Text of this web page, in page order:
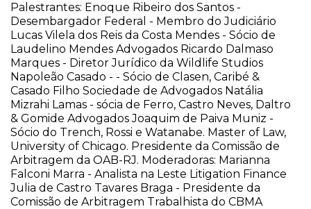
Palestrantes: Enoque Ribeiro dos Santos -
Desembargador Federal - Membro do Judiciário
Lucas Vilela dos Reis da Costa Mendes - Sócio de
Laudelino Mendes Advogados Ricardo Dalmaso
Marques - Diretor Jurídico da Wildlife Studios
Napoleão Casado - - Sócio de Clasen, Caribé &
Casado Filho Sociedade de Advogados Natália
Mizrahi Lamas - sócia de Ferro, Castro Neves, Daltro
& Gomide Advogados Joaquim de Paiva Muniz -
Sócio do Trench, Rossi e Watanabe. Master of Law,
University of Chicago. Presidente da Comissão de
Arbitragem da OAB-RJ. Moderadoras: Marianna
Falconi Marra - Analista na Leste Litigation Finance
Julia de Castro Tavares Braga - Presidente da
Comissão de Arbitragem Trabalhista do CBMA